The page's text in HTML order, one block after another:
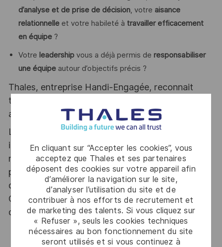
En cliquant sur “Accepter les cookies”, vous
acceptez que Thales et ses partenaires
déposent des cookies sur votre appareil afin
d’améliorer la navigation sur le site,
d’analyser l’utilisation du site et de
contribuer à nos efforts de recrutement et
de marketing des talents. Si vous cliquez sur
« Refuser », seuls les cookies techniques
nécessaires au bon fonctionnement du site
seront utilisés et si vous continuez à
d’analyse et de prise de décision, votre aisance
relationnelleet votre habileté à travailler efficacement
en équipe?
Votre leadershipvous a déjà permis de responsabiliser
une équipeautour d’objectifs précis ?
Thales, entreprise Handi-Engagée, reconnait
tous les talents. La diversité est notre meilleur
atout. Postulez et rejoignez nous !
Le poste pouvant nécessiter d'accéder à des
informations relevant du secret de la défense
nationale, la personne retenue fera l'objet d'une
procédure d’habilitation, conformément aux
dispositions des articles R.2311-1 et suivants du
Code de la défense et de l’IGI 1300 SGDSN/PSE
du 09 août 2021.